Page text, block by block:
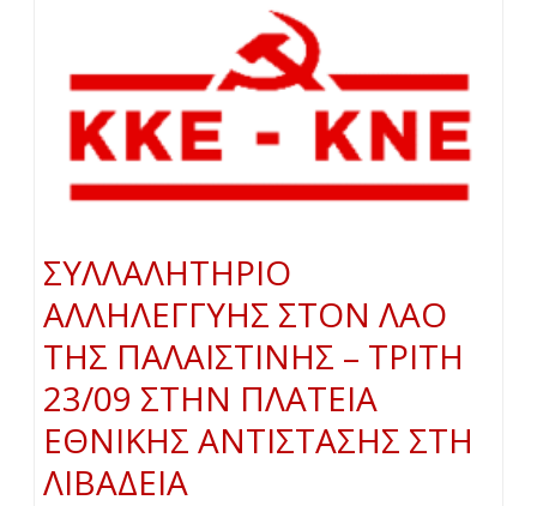
ΣΥΛΛΑΛΗΤΗΡΙΟ
ΑΛΛΗΛΕΓΓΥΗΣ ΣΤΟΝ ΛΑΟ
ΤΗΣ ΠΑΛΑΙΣΤΙΝΗΣ – ΤΡΙΤΗ
23/09 ΣΤΗΝ ΠΛΑΤΕΙΑ
ΕΘΝΙΚΗΣ ΑΝΤΙΣΤΑΣΗΣ ΣΤΗ
ΛΙΒΑΔΕΙΑ